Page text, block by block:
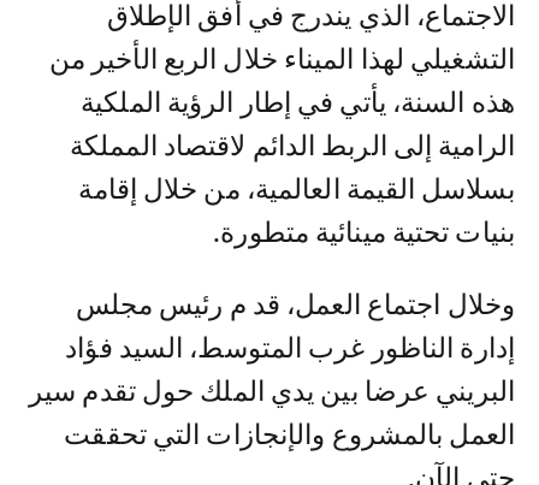
الاجتماع، الذي يندرج في أفق الإطلاق
التشغيلي لهذا الميناء خلال الربع الأخير من
هذه السنة، يأتي في إطار الرؤية الملكية
الرامية إلى الربط الدائم لاقتصاد المملكة
بسلاسل القيمة العالمية، من خلال إقامة
بنيات تحتية مينائية متطورة.
وخلال اجتماع العمل، قد م رئيس مجلس
إدارة الناظور غرب المتوسط، السيد فؤاد
البريني عرضا بين يدي الملك حول تقدم سير
العمل بالمشروع والإنجازات التي تحققت